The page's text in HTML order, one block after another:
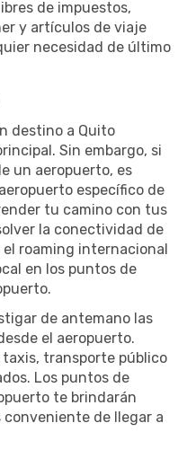
de impuestos,
y artículos de viaje
necesidad de último
destino a Quito
Sin embargo, si
un aeropuerto, es
específico de
tu camino con tus
la conectividad de
roaming internacional
en los puntos de
de antemano las
el aeropuerto.
taxis, transporte público
Los puntos de
te brindarán
de llegar a